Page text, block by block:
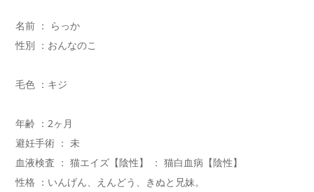
名前 ： らっか
性別 ：おんなのこ
毛色 ：キジ
年齢 ：2ヶ月
避妊手術 ： 未
血液検査 ： 猫エイズ【陰性】 ： 猫白血病【陰性】
性格 ：いんげん、えんどう、きぬと兄妹。